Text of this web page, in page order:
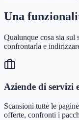
Una
Qualunque cosa sia sul
confrontarla e
Aziende di servizi
Scansioni tutte le
offerte, confronti i